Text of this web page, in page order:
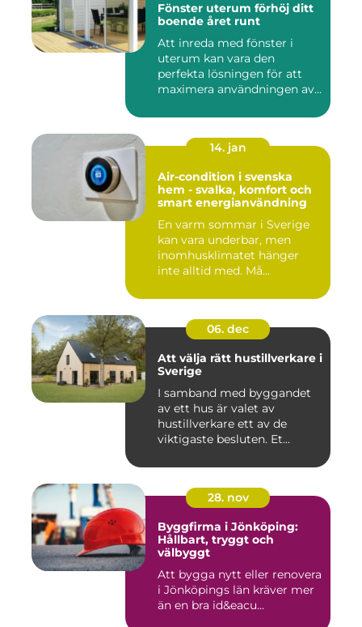
Fönster uterum förhöj ditt
boende året runt
Att inreda med fönster i
uterum kan vara den
perfekta lösningen för att
maximera användningen av
14. jan
Air-condition i svenska
hem - svalka, komfort och
smart energianvändning
En varm sommar i Sverige
kan vara underbar, men
inomhusklimatet hänger
inte alltid med. Må...
06. dec
Att välja rätt hustillverkare i
Sverige
I samband med byggandet
av ett hus är valet av
hustillverkare ett av de
viktigaste besluten. Et...
28. nov
Byggfirma i Jönköping:
Hållbart, tryggt och
välbyggt
Att bygga nytt eller renovera
i Jönköpings län kräver mer
än en bra id&eacu...